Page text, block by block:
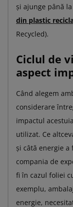
și ajunge până
din plastic
Recycled).
Ciclul de
aspect
Când alegem
considerare
impactul
utilizat. Ce
și câtă energie
compania de
fi în cazul foliei
exemplu,
energie,